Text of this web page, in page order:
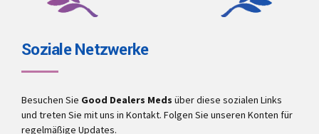
Soziale Netzwerke
Besuchen Sie Good Dealers Meds über diese sozialen Links
und treten Sie mit uns in Kontakt. Folgen Sie unseren Konten für
regelmäßige Updates.